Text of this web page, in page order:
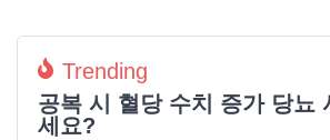
Trending
공복 시 혈당 수치 증가 당뇨
세요?